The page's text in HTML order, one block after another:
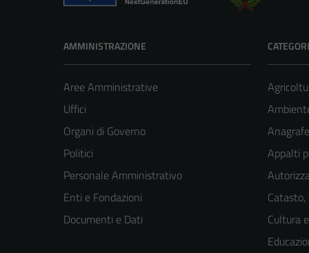
AMMINISTRAZIONE
Aree Amministrative
Uffici
Organi di Governo
Politici
Personale Amministrativo
Enti e Fondazioni
Documenti e Dati
Appalti
Catasto,
Cultura